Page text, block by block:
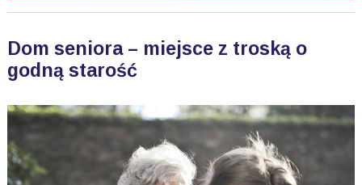
Dom seniora – miejsce z troską o
godną starość